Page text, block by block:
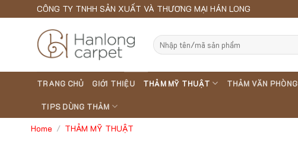
to
CÔNG TY TNHH SẢN XUẤT VÀ THƯƠNG MẠI HÁN LONG
Search
for:
TRANG CHỦ GIỚI THIỆU THẢM MỸ THUẬT THẢM VĂN PHÒNG
TIPS DÙNG THẢM
Home / THẢM MỸ THUẬT